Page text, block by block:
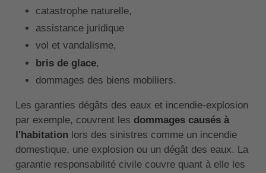
catastrophe naturelle,
assistance juridique
vol et vandalisme,
bris de glace,
dommages des biens mobiliers.
Les garanties dégâts des eaux et incendie-explosion
par exemple, couvrent les dommages causés à
l'habitationlors des sinistres comme un incendie
domestique, une explosion ou un dégât des eaux. La
garantie responsabilité civile couvre quant à elle les